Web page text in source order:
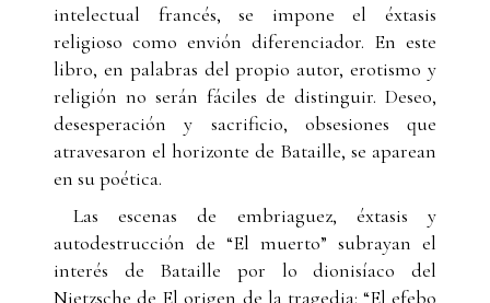
intelectual francés, se impone el éxtasis
religioso como envión diferenciador. En este
libro, en palabras del propio autor, erotismo y
religión no serán fáciles de distinguir. Deseo,
desesperación y sacrificio, obsesiones que
atravesaron el horizonte de Bataille, se aparean
en su poética.
Las escenas de embriaguez, éxtasis y
autodestrucción de “El muerto” subrayan el
interés de Bataille por lo dionisíaco del
Nietzsche de El origen de la tragedia: “El efebo